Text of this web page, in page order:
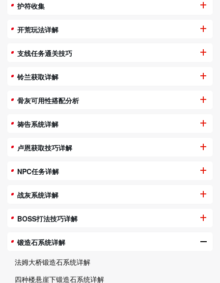
护符收集
开荒玩法详解
支线任务通关技巧
铃兰获取详解
骨灰可用性搭配分析
祷告系统详解
卢恩获取技巧详解
NPC任务详解
战灰系统详解
BOSS打法技巧详解
锻造石系统详解
法姆大桥锻造石系统详解
四种楼悬崖下锻造石系统详解